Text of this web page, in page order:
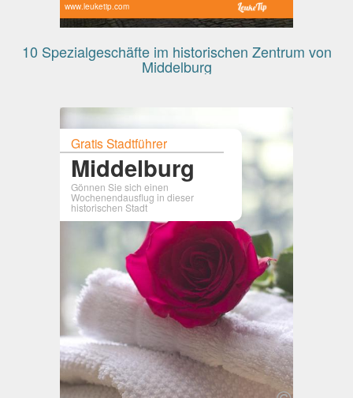
www.leuketip.com
10 Spezialgeschäfte im historischen Zentrum von
Middelburg
Gratis Stadtführer
Middelburg
Gönnen Sie sich einen
Wochenendausflug in dieser
historischen Stadt